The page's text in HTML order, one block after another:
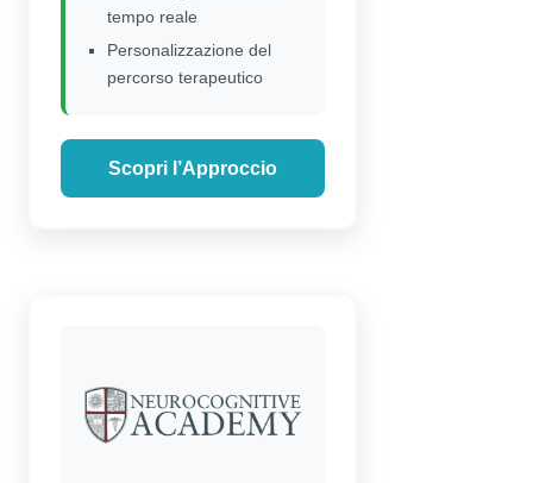
tempo reale
Personalizzazione del
percorso terapeutico
Scopri l’Approccio